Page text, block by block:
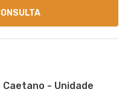
Caetano - Unidade